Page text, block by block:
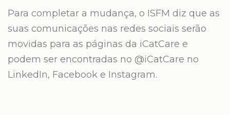
Para completar a mudança, o ISFM diz que as
suas comunicações nas redes sociais serão
movidas para as páginas da iCatCare e
podem ser encontradas no @iCatCare no
LinkedIn, Facebook e Instagram.